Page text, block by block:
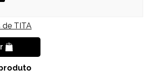
de TITA